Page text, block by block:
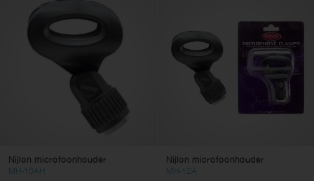
Nijlon microfoonhouder
MH-10AH
Nijlon microfoonhouder
MH-12A